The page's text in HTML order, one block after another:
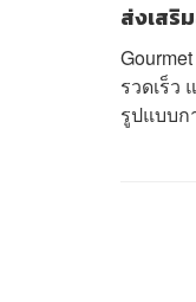
ส่งเสริ
รวดเร็ว
รูปแบบก